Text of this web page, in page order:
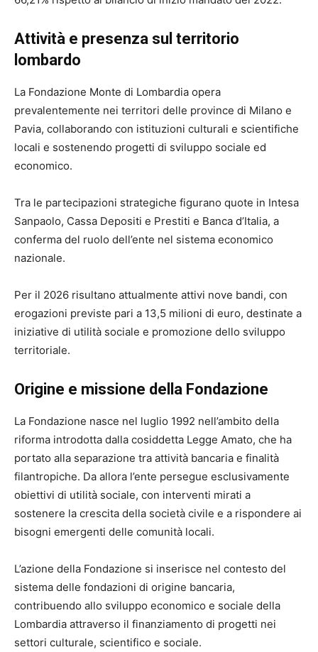
Attività e presenza sul territorio
lombardo
La Fondazione Monte di Lombardia opera
prevalentemente nei territori delle province di Milano e
Pavia, collaborando con istituzioni culturali e scientifiche
locali e sostenendo progetti di sviluppo sociale ed
economico.
Tra le partecipazioni strategiche figurano quote in Intesa
Sanpaolo, Cassa Depositi e Prestiti e Banca d’Italia, a
conferma del ruolo dell’ente nel sistema economico
nazionale.
Per il 2026 risultano attualmente attivi nove bandi, con
erogazioni previste pari a 13,5 milioni di euro, destinate a
iniziative di utilità sociale e promozione dello sviluppo
territoriale.
Origine e missione della Fondazione
La Fondazione nasce nel luglio 1992 nell’ambito della
riforma introdotta dalla cosiddetta Legge Amato, che ha
portato alla separazione tra attività bancaria e finalità
filantropiche. Da allora l’ente persegue esclusivamente
obiettivi di utilità sociale, con interventi mirati a
sostenere la crescita della società civile e a rispondere ai
bisogni emergenti delle comunità locali.
L’azione della Fondazione si inserisce nel contesto del
sistema delle fondazioni di origine bancaria,
contribuendo allo sviluppo economico e sociale della
Lombardia attraverso il finanziamento di progetti nei
settori culturale, scientifico e sociale.